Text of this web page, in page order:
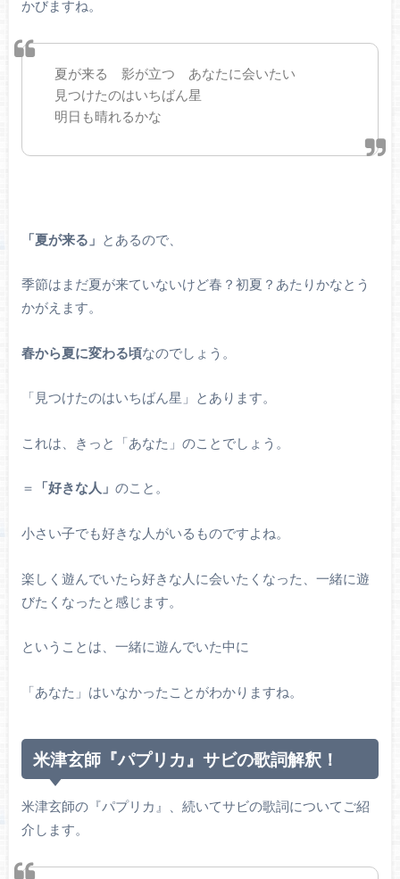
かびますね。
夏が来る 影が立つ あなたに会いたい
見つけたのはいちばん星
明日も晴れるかな
「夏が来る」 とあるので、
季節はまだ夏が来ていないけど春？初夏？あたりかなとう
かがえます。
春から夏に変わる頃なのでしょう。
「見つけたのはいちばん星」とあります。
これは、きっと「あなた」のことでしょう。
＝ 「好きな人」 のこと。
小さい子でも好きな人がいるものですよね。
楽しく遊んでいたら好きな人に会いたくなった、一緒に遊
びたくなったと感じます。
ということは、一緒に遊んでいた中に
「あなた」はいなかったことがわかりますね。
米津玄師『パプリカ』サビの歌詞解釈！
米津玄師の『パプリカ』、続いてサビの歌詞についてご紹
介します。